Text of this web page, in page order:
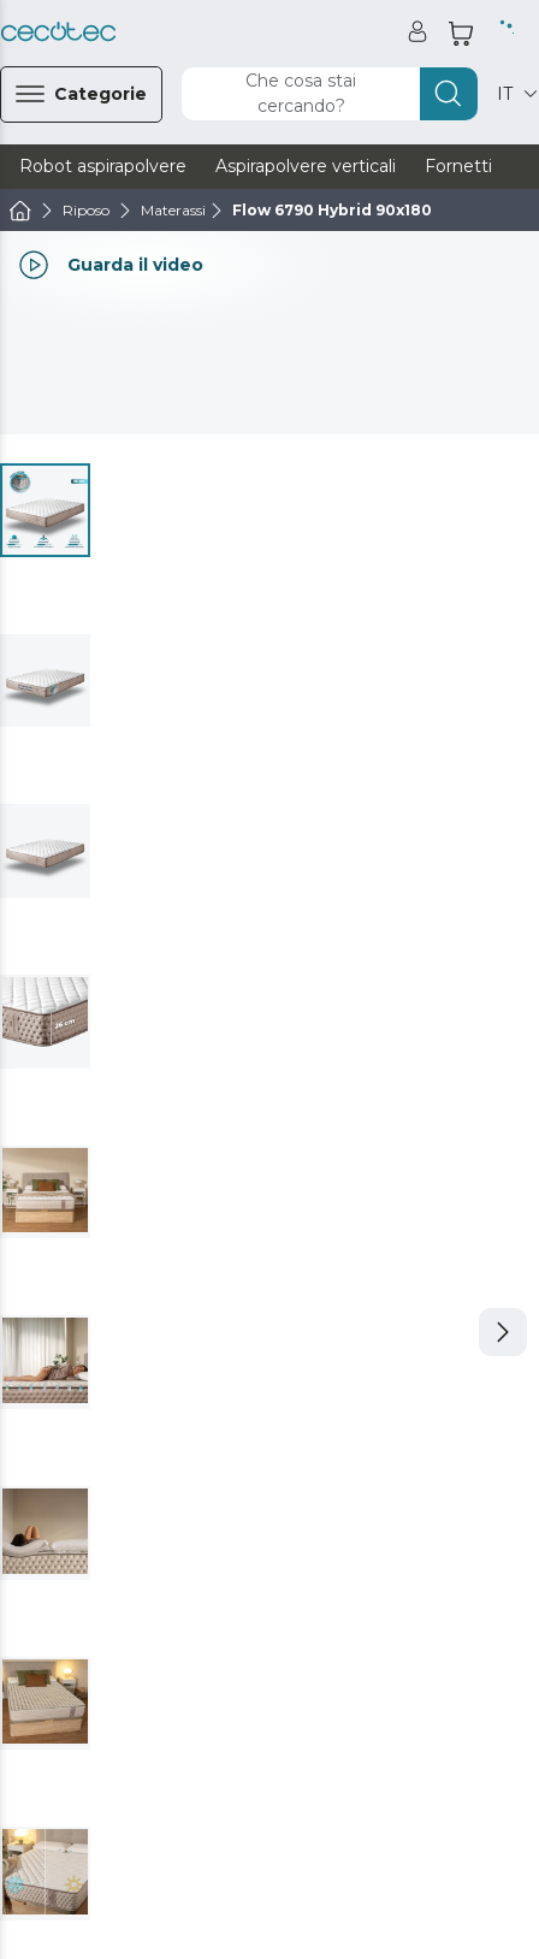
Categorie
Che cosa stai
cercando?
IT
Robot aspirapolvere Aspirapolvere verticali Fornetti
Riposo Materassi Flow 6790 Hybrid 90x180
Guarda il video